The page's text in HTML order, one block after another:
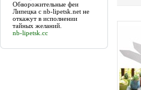
Обворожительные феи
Липецка сnb-lipetsk.net не
откажут в исполнении
тайных желаний.
nb-lipetsk.cc